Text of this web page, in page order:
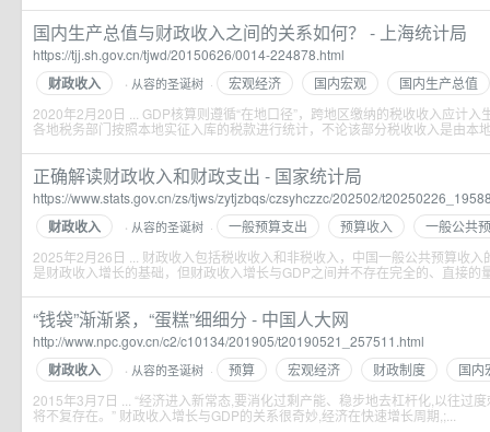
国内生产总值与财政收入之间的关系如何？ - 上海统计局
https://tjj.sh.gov.cn/tjwd/20150626/0014-224878.html
财政收入 · 从容的圣诞树 · 宏观经济 国内宏观
国内生产总值
2020年2月20日 ... GDP核算则遵循“在地口径”，跨地区缴纳的税收收入应计入
各地税务部门按照本地实征入库的税款进行统计，不论该部分税收收入是由本
正确解读财政收入和财政支出 - 国家统计局
https://www.stats.gov.cn/zs/tjws/zytjzbqs/czsyhczzc/202502/
财政收入 · 从容的圣诞树 · 一般预算支出 预算收入
一般公共
2025年2月26日 ... 财政收入包括税收收入和非税收入，中国一般公共预算收
是财政收入增长的基础，但财政收入增长与GDP之间并不存在完全的、直接的
“钱袋”渐渐紧，“蛋糕”细细分 - 中国人大网
http://www.npc.gov.cn/c2/c10134/201905/t20190521_257511.html
财政收入 · 从容的圣诞树 · 预算 宏观经济 财政制度
国内
2015年3月7日 ... “经济进入新常态,要消化过剩产能、稳步地去杠杆化,以往过
将不复存在。” 财政收入增长与GDP的关系很奇妙,经济在快速增长周期,;...